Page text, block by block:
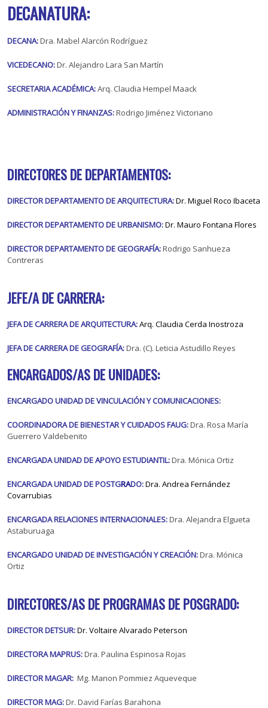
DECANATURA:
DECANA:Dra. Mabel Alarcón Rodríguez
VICEDECANO:Dr. Alejandro Lara San Martín
SECRETARIA ACADÉMICA:Arq. Claudia Hempel Maack
ADMINISTRACIÓN Y FINANZAS:Rodrigo Jiménez Victoriano
DIRECTORES DE DEPARTAMENTOS:
DIRECTOR DEPARTAMENTO DE ARQUITECTURA:Dr. Miguel Roco Ibaceta
DIRECTOR DEPARTAMENTO DE URBANISMO:Dr. Mauro Fontana Flores
DIRECTOR DEPARTAMENTO DE GEOGRAFÍA:Rodrigo Sanhueza
Contreras
JEFE/A DE CARRERA:
JEFA DE CARRERA DE ARQUITECTURA:Arq. Claudia Cerda Inostroza
JEFA DE CARRERA DE GEOGRAFÍA:Dra. (C). Leticia Astudillo Reyes
ENCARGADOS/AS DE UNIDADES:
ENCARGADO UNIDAD DE VINCULACIÓN Y COMUNICACIONES:
COORDINADORA DE BIENESTAR Y CUIDADOS FAUG:Dra. Rosa María
Guerrero Valdebenito
ENCARGADA UNIDAD DE APOYO ESTUDIANTIL:Dra. Mónica Ortiz
ENCARGADA UNIDAD DE POSTGRADO:Dra. Andrea Fernández
Covarrubias
ENCARGADA RELACIONES INTERNACIONALES:Dra. Alejandra Elgueta
Astaburuaga
ENCARGADO UNIDAD DE INVESTIGACIÓN Y CREACIÓN:Dra. Mónica
Ortiz
DIRECTORES/AS DE PROGRAMAS DE POSGRADO:
DIRECTOR DETSUR:Dr. Voltaire Alvarado Peterson
DIRECTORA MAPRUS:Dra. Paulina Espinosa Rojas
DIRECTOR MAGAR: Mg. Manon Pommiez Aqueveque
DIRECTOR MAG:Dr. David Farías Barahona